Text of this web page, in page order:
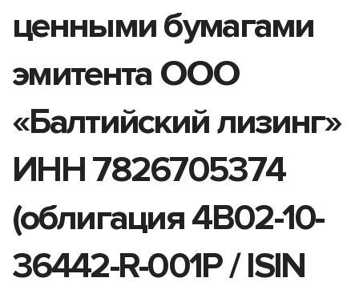
ценными бумагами
эмитента ООО
«Балтийский лизинг»
ИНН 7826705374
(облигация 4B02-10-
36442-R-001P / ISIN